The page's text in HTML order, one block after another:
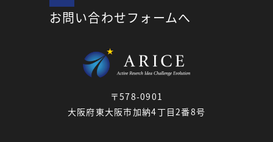
お問い合わせフォームへ
〒578-0901
大阪府東大阪市加納4丁目2番8号